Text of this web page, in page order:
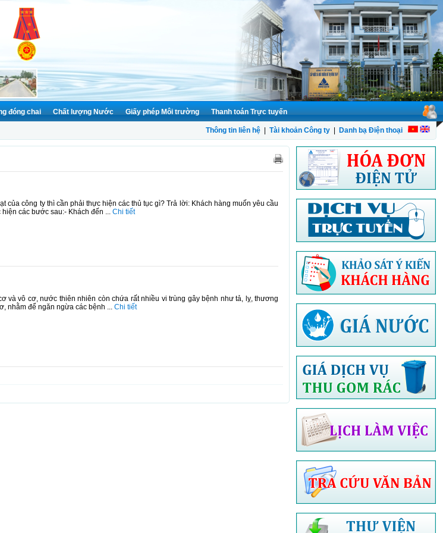
đóng chai Chất lượng Nước Giấy phép Môi trường Thanh toán Trực tuyến
Thông tin liên hệ Tài khoản Công ty Danh bạ Điện thoại
công ty thì cần phải thực hiện các thủ tục gì? Trả lời: Khách hàng muốn yêu cầu
các bước sau:- Khách đến ... Chi tiết
và vô cơ, nước thiên nhiên còn chứa rất nhiều vi trùng gây bệnh như tả, lỵ, thương
nhằm để ngăn ngừa các bệnh ... Chi tiết